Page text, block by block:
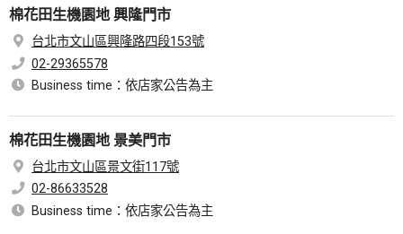
棉花田生機園地 興隆門市
台北市文山區興隆路四段153號
02-29365578
Business time：依店家公告為主
棉花田生機園地 景美門市
台北市文山區景文街117號
02-86633528
Business time：依店家公告為主